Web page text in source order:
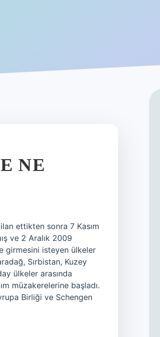
NE
ilan ettikten sonra 7 Kasım
ve 2 Aralık 2009
girmesini isteyen ülkeler
Sırbistan, Kuzey
ülkeler arasında
müzakerelerine başladı.
Birliği ve Schengen